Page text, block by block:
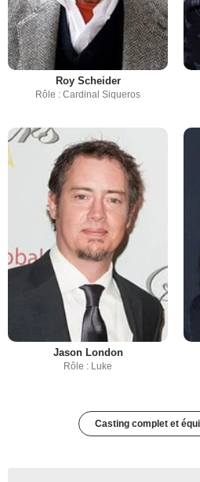
Roy Scheider
Rôle : Cardinal Siqueros
Jason London
Rôle : Luke
Casting complet et